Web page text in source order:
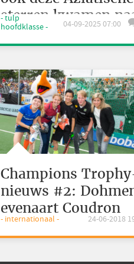
sterren kwamen
Nederland
- tulp
hoofdklasse -
04-09-2025 07:00
Champions
nieuws #2:
evenaart Coudron
- internationaal - 24-06-2018